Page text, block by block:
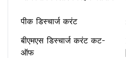
पीक डिस्चार्ज करंट
बीएमएस डिस्चार्ज करंट कट-
ऑफ